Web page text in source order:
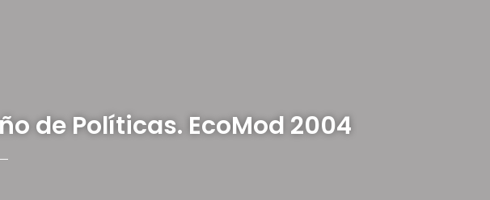
de Políticas. EcoMod 2004